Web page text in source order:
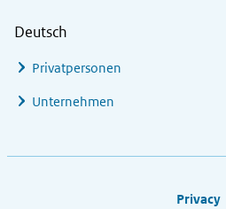
Deutsch
Privatpersonen
Unternehmen
Privacy